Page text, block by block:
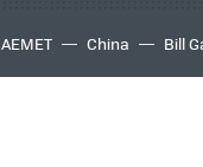
AEMET China Bill